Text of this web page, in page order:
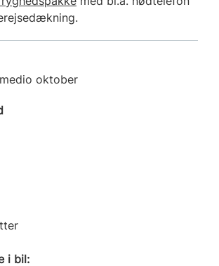
oktober
i bil: